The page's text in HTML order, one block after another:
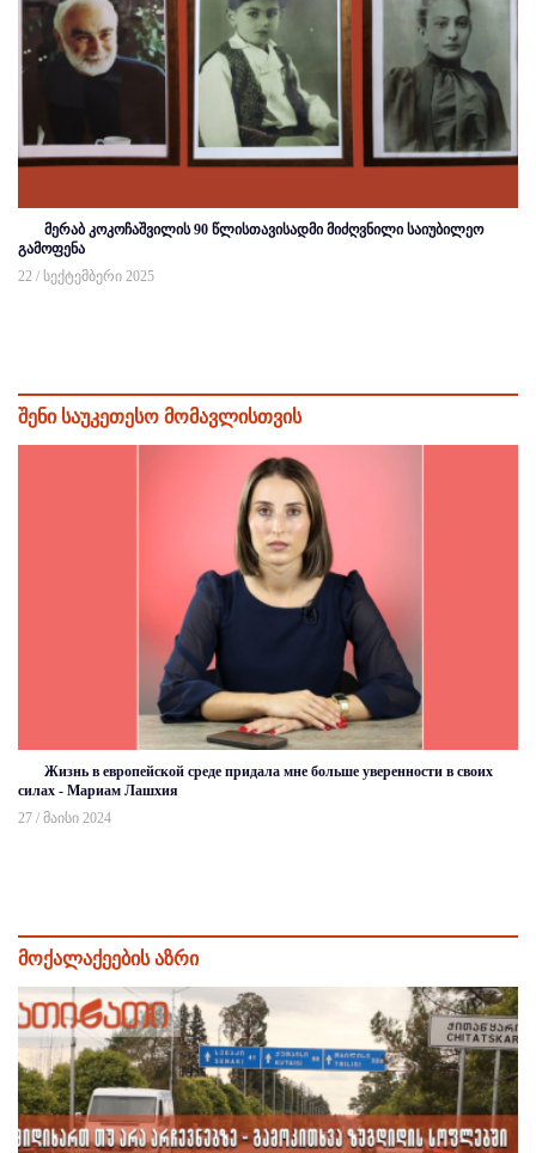
მერაბ კოკოჩაშვილის 90 წლისთავისადმი მიძღვნილი საიუბილეო
გამოფენა
22 / სექტემბერი 2025
შენი საუკეთესო მომავლისთვის
Жизнь в европейской среде придала мне больше уверенности в своих
силах - Мариам Лашхия
27 / მაისი 2024
მოქალაქეების აზრი